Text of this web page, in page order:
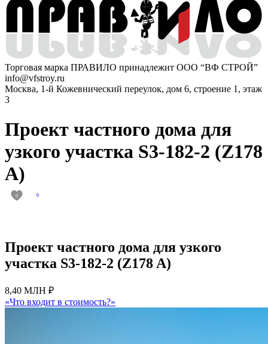
Торговая марка ПРАВИЛО принадлежит ООО “ВФ СТРОЙ”
info@vfstroy.ru
Москва, 1-й Кожевнический переулок, дом 6, строение 1, этаж
3
Проект частного дома для
узкого участка S3-182-2 (Z178
A)
0 0
Проект частного дома для узкого
участка S3-182-2 (Z178 A)
8,40 МЛН ₽
«Что входит в стоимость?»